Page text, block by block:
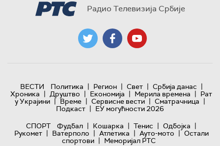
Радио Телевизија Србије
ВЕСТИ Политика | Регион | Свет | Србија данас |
Хроника | Друштво | Економија | Мерила времена | Рат
у Украјини | Време | Сервисне вести | Сматрачница |
Подкаст | ЕУ могућности 2026
СПОРТ
Фудбал | Кошарка | Тенис | Одбојка |
Рукомет | Ватерполо | Атлетика | Ауто-мото | Остали
спортови | Меморијал РТС